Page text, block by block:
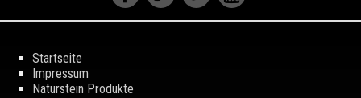
Startseite
Impressum
Naturstein Produkte